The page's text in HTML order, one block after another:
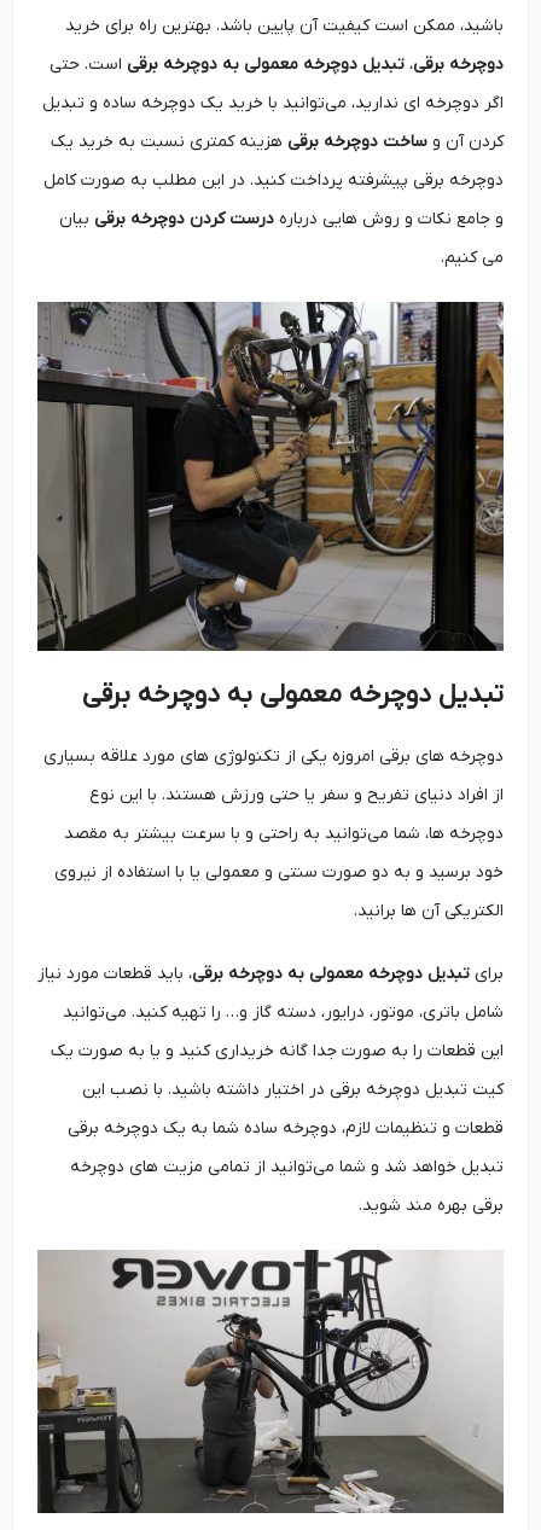
باشید، ممکن است کیفیت آن پایین باشد. بهترین راه برای خرید
دوچرخه برقی ،تبدیل دوچرخه معمولی به دوچرخه برقیاست. حتی
اگر دوچرخه ‌ای ندارید، می‌توانید با خرید یک دوچرخه ساده و تبدیل
کردن آن وساخت دوچرخه برقی هزینه کمتری نسبت به خرید یک
دوچرخه برقی پیشرفته پرداخت کنید. در این مطلب به صورت کامل
و جامع نکات و روش هایی دربارهدرست کردن دوچرخه برقی بیان
می کنیم.
تبدیل دوچرخه معمولی به دوچرخه برقی
دوچرخه ‌های برقی امروزه یکی از تکنولوژی ‌های مورد علاقه بسیاری
از افراد دنیای تفریح و سفر یا حتی ورزش هستند. با این نوع
دوچرخه ‌ها، شما می‌توانید به راحتی و با سرعت بیشتر به مقصد
خود برسید و به دو صورت سنتی و معمولی یا با استفاده از نیروی
الکتریکی آن‌ ها برانید.
تبدیل دوچرخه معمولی به دوچرخه برقی ، باید قطعات مورد نیاز
شامل باتری، موتور، درایور، دسته گاز و… را تهیه کنید. می‌توانید
این قطعات را به صورت جدا گانه خریداری کنید و یا به صورت یک
کیت تبدیل دوچرخه برقی در اختیار داشته باشید. با نصب این
قطعات و تنظیمات لازم، دوچرخه ساده شما به یک دوچرخه برقی
تبدیل خواهد شد و شما می‌توانید از تمامی مزیت ‌های دوچرخه
برقی بهره‌ مند شوید.